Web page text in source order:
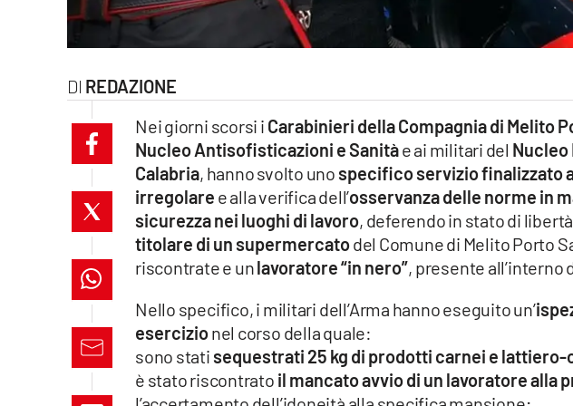
ilvibonese.it
catanzarochannel.it
lacapitalenews.it
REDAZIONE
Nei giorni scorsi i Carabinieri della Compagnia di Melito
Nucleo Antisofisticazioni e Sanitàe ai militari del Nucleo
Calabria, hanno svolto uno specifico servizio finalizzato
irregolare e alla verifica dell’osservanza delle norme in
sicurezza nei luoghi di lavoro, deferendo in stato di
titolare di un supermercatodel Comune di Melito Porto
riscontrate e unlavoratore “in nero”, presente all’interno
Nello specifico, i militari dell’Arma hanno eseguito un’
esercizionel corso della quale:
sono stati sequestrati 25 kg di prodotti carnei e lattiero-
è stato riscontrato il mancato avvio di un lavoratore alla